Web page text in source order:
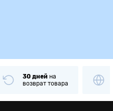
30 дней на
возврат товара